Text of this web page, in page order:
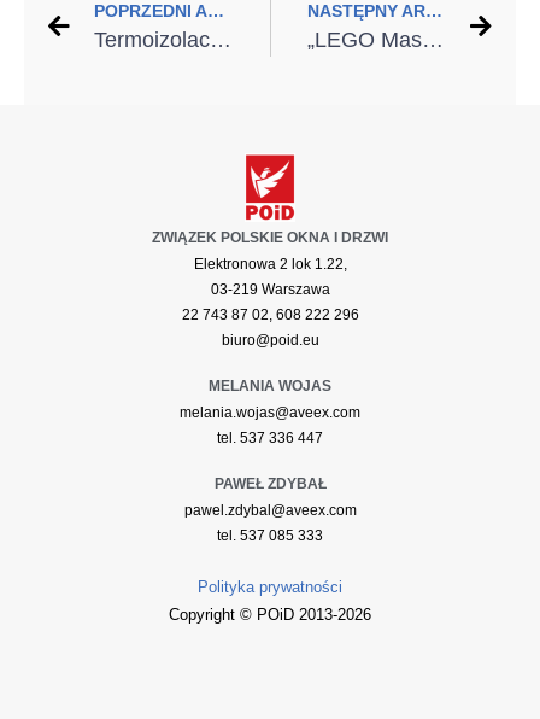
POPRZEDNI ARTYKUŁ
Termoizolacja budynków: szansa na oszczędność czy niepotrzebna inwestycja?
NASTĘPNY ARTYKUŁ
„LEGO Masters. Kierunek Polska” w showroomie WIŚNIOWSKI
ZWIĄZEK POLSKIE OKNA I DRZWI
Elektronowa 2 lok 1.22,
03-219 Warszawa
22 743 87 02, 608 222 296
biuro@poid.eu
MELANIA WOJAS
melania.wojas@aveex.com
tel. 537 336 447
PAWEŁ ZDYBAŁ
pawel.zdybal@aveex.com
tel. 537 085 333
Polityka prywatności
Copyright © POiD 2013-2026